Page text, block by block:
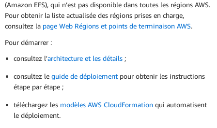
(Amazon EFS), qui n’est pas disponible dans toutes les régions AWS.
Pour obtenir la liste actualisée des régions prises en charge,
consultez la page Web Régions et points de terminaison AWS.
Pour démarrer :
consultez l'architecture et les détails ;
consultez le guide de déploiement pour obtenir les instructions
étape par étape ;
téléchargez les modèles AWS CloudFormation qui automatisent
le déploiement.